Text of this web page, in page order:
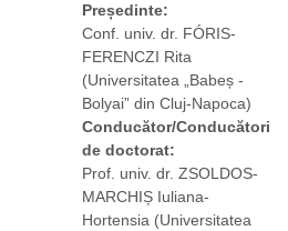
Președinte:
Conf. univ. dr. FÓRIS-
FERENCZI Rita
(Universitatea „Babeș -
Bolyai” din Cluj-Napoca)
Conducător/Conducători
de doctorat:
Prof. univ. dr. ZSOLDOS-
MARCHIȘ Iuliana-
Hortensia (Universitatea